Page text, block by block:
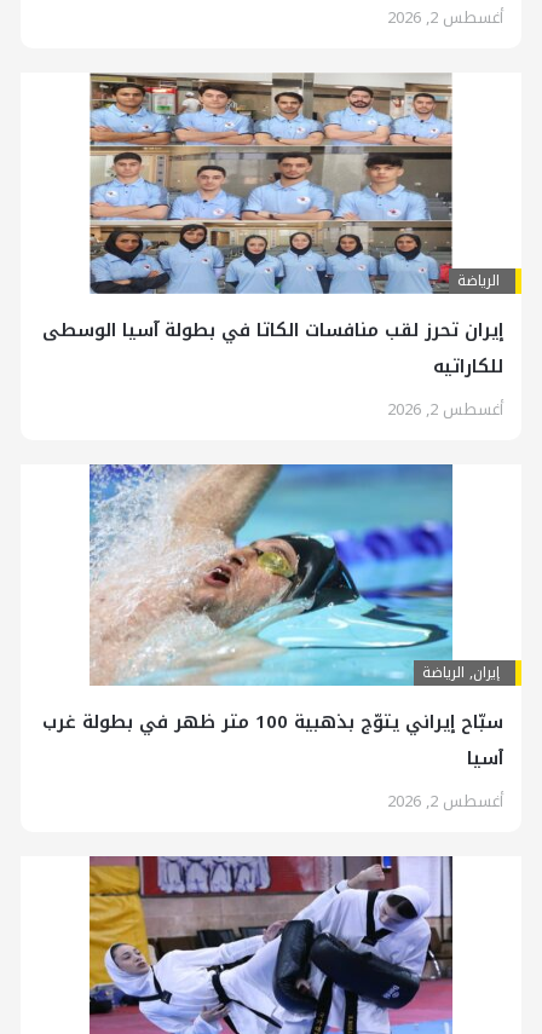
أغسطس 2, 2026
الرياضة
إيران تحرز لقب منافسات الكاتا في بطولة آسيا الوسطى
للكاراتيه
أغسطس 2, 2026
إيران, الرياضة
سبّاح إيراني يتوّج بذهبية 100 متر ظهر في بطولة غرب
آسيا
أغسطس 2, 2026